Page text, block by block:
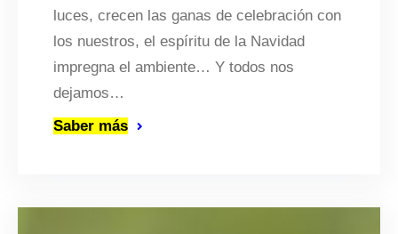
luces, crecen las ganas de celebración con
los nuestros, el espíritu de la Navidad
impregna el ambiente… Y todos nos
dejamos…
Saber más